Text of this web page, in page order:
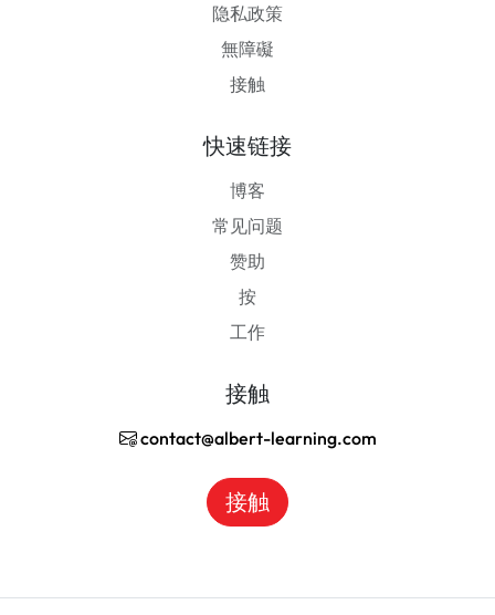
隐私政策
無障礙
接触
快速链接
博客
常见问题
赞助
按
工作
接触
contact@albert-learning.com
接触